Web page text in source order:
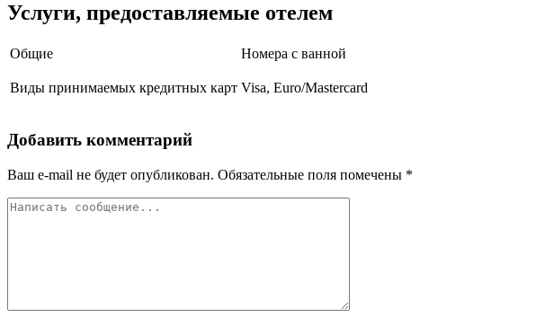
Услуги, предоставляемые отелем
Общие Номера с ванной
Виды принимаемых кредитных карт Visa, Euro/Mastercard
Добавить комментарий
Ваш e-mail не будет опубликован. Обязательные поля помечены *